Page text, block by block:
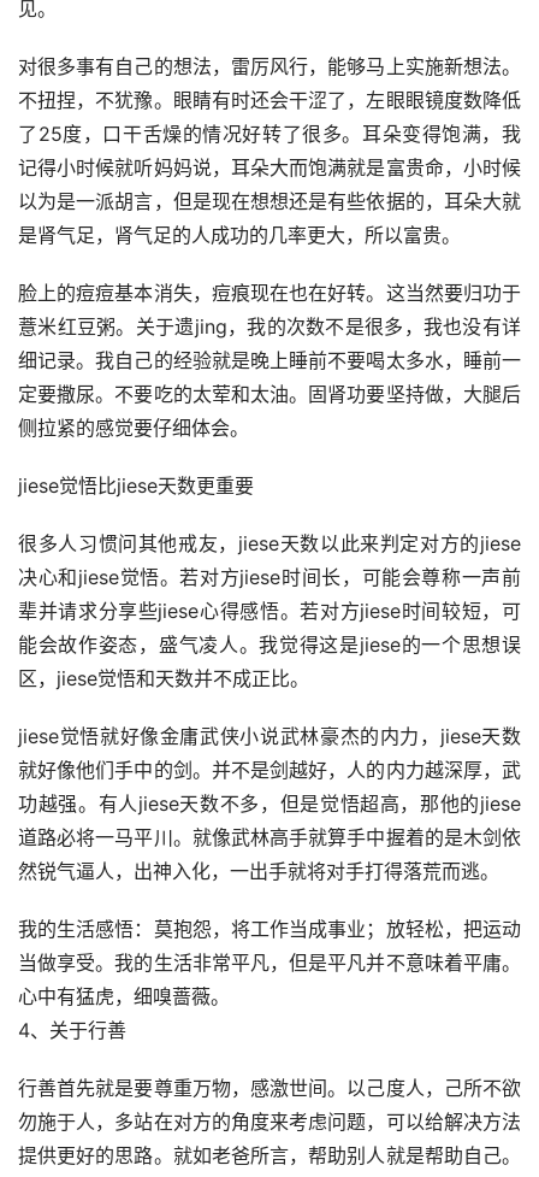
见。
对很多事有自己的想法，雷厉风行，能够马上实施新想法。
不扭捏，不犹豫。眼睛有时还会干涩了，左眼眼镜度数降低
了25度，口干舌燥的情况好转了很多。耳朵变得饱满，我
记得小时候就听妈妈说，耳朵大而饱满就是富贵命，小时候
以为是一派胡言，但是现在想想还是有些依据的，耳朵大就
是肾气足，肾气足的人成功的几率更大，所以富贵。
脸上的痘痘基本消失，痘痕现在也在好转。这当然要归功于
薏米红豆粥。关于遗jing，我的次数不是很多，我也没有详
细记录。我自己的经验就是晚上睡前不要喝太多水，睡前一
定要撒尿。不要吃的太荤和太油。固肾功要坚持做，大腿后
侧拉紧的感觉要仔细体会。
jiese觉悟比jiese天数更重要
很多人习惯问其他戒友，jiese天数以此来判定对方的jiese
决心和jiese觉悟。若对方jiese时间长，可能会尊称一声前
辈并请求分享些jiese心得感悟。若对方jiese时间较短，可
能会故作姿态，盛气凌人。我觉得这是jiese的一个思想误
区，jiese觉悟和天数并不成正比。
jiese觉悟就好像金庸武侠小说武林豪杰的内力，jiese天数
就好像他们手中的剑。并不是剑越好，人的内力越深厚，武
功越强。有人jiese天数不多，但是觉悟超高，那他的jiese
道路必将一马平川。就像武林高手就算手中握着的是木剑依
然锐气逼人，出神入化，一出手就将对手打得落荒而逃。
我的生活感悟：莫抱怨，将工作当成事业；放轻松，把运动
当做享受。我的生活非常平凡，但是平凡并不意味着平庸。
心中有猛虎，细嗅蔷薇。
4、关于行善
行善首先就是要尊重万物，感激世间。以己度人，己所不欲
勿施于人，多站在对方的角度来考虑问题，可以给解决方法
提供更好的思路。就如老爸所言，帮助别人就是帮助自己。